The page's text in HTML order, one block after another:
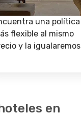
una política
flexible al mismo
y la
en